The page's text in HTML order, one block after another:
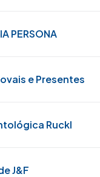
PERSONA
e Presentes
Ruckl
J&F